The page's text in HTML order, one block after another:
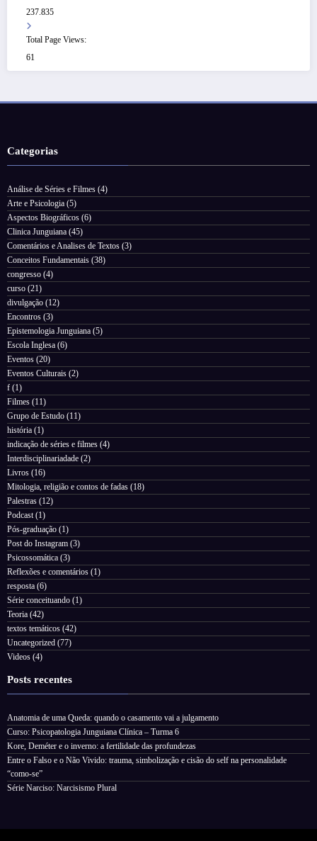
237.835
Total Page Views:
61
Categorias
Análise de Séries e Filmes (4)
Arte e Psicologia (5)
Aspectos Biográficos (6)
Clinica Junguiana (45)
Comentários e Analises de Textos (3)
Conceitos Fundamentais (38)
congresso (4)
curso (21)
divulgação (12)
Encontros (3)
Epistemologia Junguiana (5)
Escola Inglesa (6)
Eventos (20)
Eventos Culturais (2)
f (1)
Filmes (11)
Grupo de Estudo (11)
história (1)
indicação de séries e filmes (4)
Interdisciplinariadade (2)
Livros (16)
Mitologia, religião e contos de fadas (18)
Palestras (12)
Podcast (1)
Pós-graduação (1)
Post do Instagram (3)
Psicossomática (3)
Reflexões e comentários (1)
resposta (6)
Série conceituando (1)
Teoria (42)
textos temáticos (42)
Uncategorized (77)
Videos (4)
Posts recentes
Anatomia de uma Queda: quando o casamento vai a julgamento
Curso: Psicopatologia Junguiana Clínica – Turma 6
Kore, Deméter e o inverno: a fertilidade das profundezas
Entre o Falso e o Não Vivido: trauma, simbolização e cisão do self na personalidade
“como-se”
Série Narciso: Narcisismo Plural